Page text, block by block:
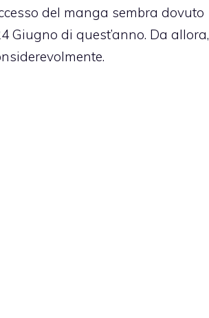
del manga sembra dovuto
Giugno di quest’anno. Da allora,